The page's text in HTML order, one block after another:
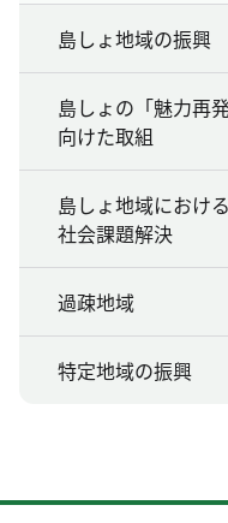
島しょ地域の振興
島しょの「魅力再
向けた取組
島しょ地域におけ
社会課題解決
過疎地域
特定地域の振興